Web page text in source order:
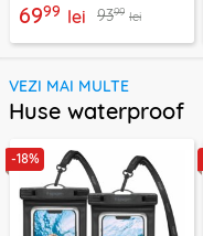
6999 lei 9399 lei
VEZI MAI MULTE
Huse waterproof
-18%